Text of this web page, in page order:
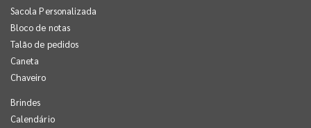
Sacola Personalizada
Bloco de notas
Talão de pedidos
Caneta
Chaveiro
Brindes
Calendário